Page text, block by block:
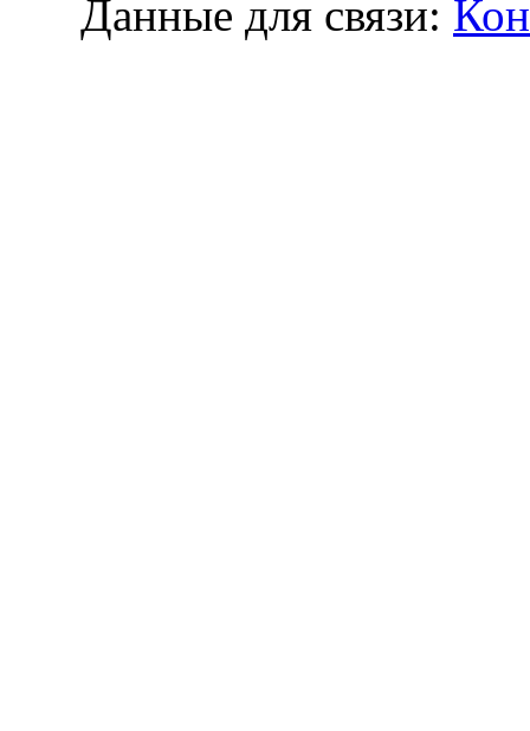
Данные для связи: